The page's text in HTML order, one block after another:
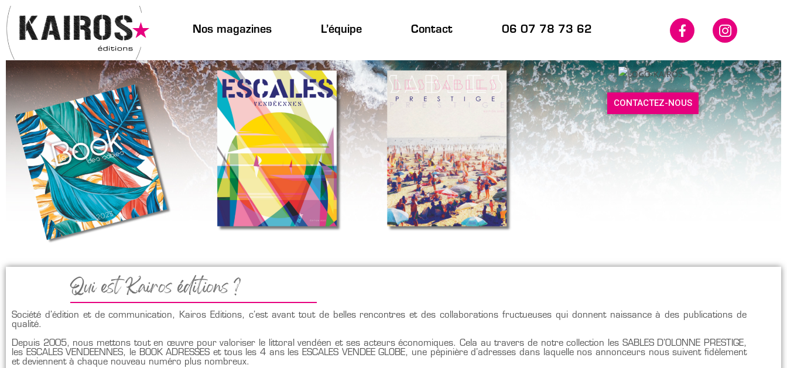
Nos magazines L’équipe Contact 06 07 78 73 62
CONTACTEZ-NOUS
Qui est Kairos éditions ?
Société d’édition et de communication, Kairos Editions, c’est avant tout de belles rencontres et des collaborations fructueuses qui donnent naissance à des publications de
qualité.
Depuis 2005, nous mettons tout en œuvre pour valoriser le littoral vendéen et ses acteurs économiques. Cela au travers de notre collection les SABLES D’OLONNE PRESTIGE,
les ESCALES VENDEENNES, le BOOK ADRESSES et tous les 4 ans les ESCALES VENDEE GLOBE, une pépinière d’adresses dans laquelle nos annonceurs nous suivent fidèlement
et deviennent à chaque nouveau numéro plus nombreux.